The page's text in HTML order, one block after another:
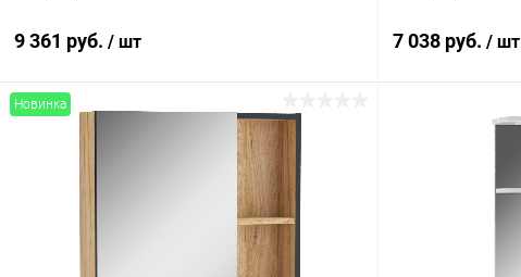
9 361 руб. / шт 7 038 руб. / шт
Новинка